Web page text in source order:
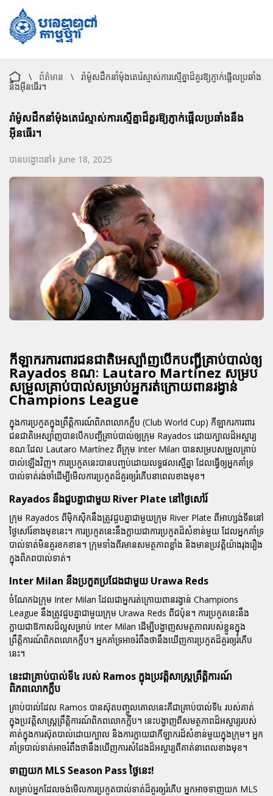
\ ព័ត៌មាន \
រ៉ាម៉ូសដឹកនាំម៉ុងតេរ៉េស្មាស់ការស្មើគ្នាដ៏គួរឱ្យភ្ញាក់ផ្អើលប្រឆាំង
នឹងអ៊ីនធើរ។
រ៉ាម៉ូសដឹកនាំម៉ុងតេរ៉េស្មាស់ការស្មើគ្នាដ៏គួរឱ្យភ្ញាក់ផ្អើលប្រឆាំងនឹង
អ៊ីនធើរ។
បានបង្ហោះនៅ៖ June 18, 2025
កីឡាករការពារជនជាតិអេស្ប៉ាញបើកបញ្ជីគ្រាប់បាល់ឲ្យ
Rayados ខណៈ Lautaro Martínez សម្រប
សម្រួលគ្រាប់បាល់សម្រាប់អ្នករត់ក្រោយពានរង្វាន់
Champions League
ក្នុងការប្រកួតក្នុងព្រឹត្តិការណ៍ពិភពលោកក្លឹប (Club World Cup) កីឡាករការពារ
ជនជាតិអេស្ប៉ាញបានបើកបញ្ជីគ្រាប់បាល់ឲ្យក្រុម Rayados ដោយក្បាលដ៏អស្ចារ្យ
ខណៈដែល Lautaro Martínez ពីក្រុម Inter Milan បានសម្របសម្រួលគ្រាប់
បាល់ឡើងវិញ។ ការប្រកួតនេះបានបញ្ចប់ដោយលទ្ធផលស្មើគ្នា ដែលធ្វើឲ្យអ្នកគាំទ្រ
បាល់ទាត់រង់ចាំដើម្បីមើលការប្រកួតដ៏គួរឲ្យរំភើបនាពេលខាងមុខ។
Rayados នឹងជួបគ្នាជាមួយ River Plate នៅថ្ងៃសៅរ៍
ក្រុម Rayados ពីម៉ិកស៊ិកនឹងត្រូវជួបគ្នាជាមួយក្រុម River Plate ពីអាហ្សង់ទីននៅ
ថ្ងៃសៅរ៍ខាងមុខនេះ។ ការប្រកួតនេះនឹងក្លាយជាការប្រកួតដ៏សំខាន់មួយ ដែលអ្នកគាំទ្រ
បាល់ទាត់មិនគួរខកខាន។ ក្រុមទាំងពីរមានសមត្ថភាពខ្លាំង និងមានប្រវត្តិយ៉ាងរុងរឿង
ក្នុងពិភពបាល់ទាត់។
Inter Milan នឹងប្រកួតប្រជែងជាមួយ Urawa Reds
ចំណែកឯក្រុម Inter Milan ដែលជាអ្នករត់ក្រោយពានរង្វាន់ Champions
League នឹងត្រូវជួបគ្នាជាមួយក្រុម Urawa Reds ពីជប៉ុន។ ការប្រកួតនេះនឹង
ក្លាយជាឱកាសដ៏ល្អសម្រាប់ Inter Milan ដើម្បីបង្ហាញសមត្ថភាពរបស់ខ្លួនក្នុង
ព្រឹត្តិការណ៍ពិភពលោកក្លឹប។ អ្នកគាំទ្រអាចរំពឹងថានឹងឃើញការប្រកួតដ៏គួរឲ្យរំភើប
នេះ។
នេះជាគ្រាប់បាល់ទី៤ របស់ Ramos ក្នុងប្រវត្តិសាស្ត្រព្រឹត្តិការណ៍
ពិភពលោកក្លឹប
គ្រាប់បាល់ដែល Ramos បានស៊ុតបញ្ចូលគោលនេះគឺជាគ្រាប់បាល់ទី៤ របស់គាត់
ក្នុងប្រវត្តិសាស្ត្រព្រឹត្តិការណ៍ពិភពលោកក្លឹប។ នេះបង្ហាញពីសមត្ថភាពដ៏អស្ចារ្យរបស់
គាត់ក្នុងការស៊ុតបាល់ដោយក្បាល និងការក្លាយជាកីឡាករដ៏សំខាន់មួយក្នុងក្រុម។ អ្នក
គាំទ្របាល់ទាត់អាចរំពឹងថានឹងឃើញការសំដែងដ៏អស្ចារ្យពីគាត់នាពេលខាងមុខ។
ទាញយក MLS Season Pass ថ្ងៃនេះ!
សម្រាប់អ្នកដែលចង់មើលការប្រកួតបាល់ទាត់ដ៏គួរឲ្យរំភើប អ្នកអាចទាញយក MLS